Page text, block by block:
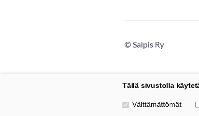
©Salpis Ry
Tällä sivustolla
Valitse käytettävät
Välttämättömät